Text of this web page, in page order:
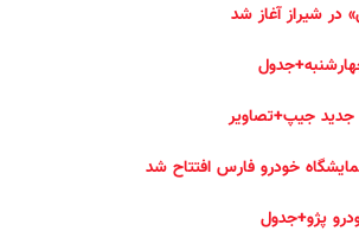
شیراز آغاز شد
جیپ+تصاویر
خودرو فارس افتتاح شد
پژو+جدول